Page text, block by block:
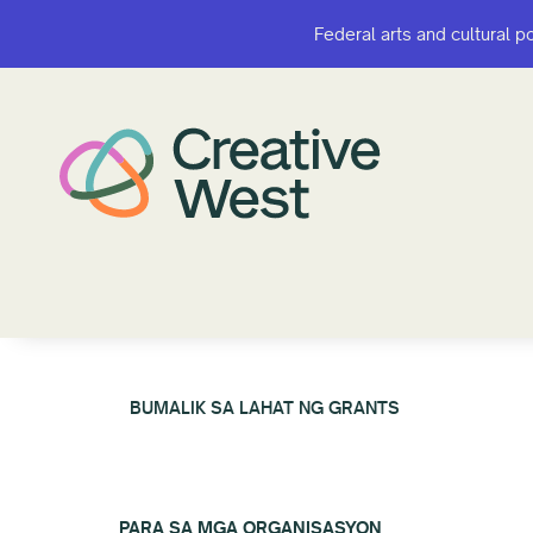
Federal arts and cultural
Federal arts and cultural
BUMALIK SA LAHAT NG GRANTS
PARA SA MGA ORGANISASYON